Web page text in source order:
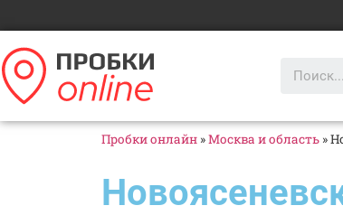
Пробки онлайн »Москва и область »